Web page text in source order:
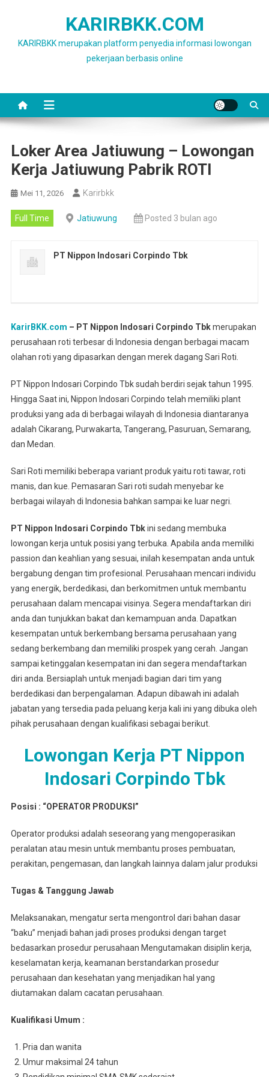
KARIRBKK.COM
KARIRBKK merupakan platform penyedia informasi lowongan
pekerjaan berbasis online
Loker Area Jatiuwung – Lowongan
Kerja Jatiuwung Pabrik ROTI
Mei 11, 2026 Karirbkk
Full Time Jatiuwung Posted 3 bulan ago
PT Nippon Indosari Corpindo Tbk
KarirBKK.com – PT Nippon Indosari Corpindo Tbkmerupakan
perusahaan roti terbesar di Indonesia dengan berbagai macam
olahan roti yang dipasarkan dengan merek dagang Sari Roti.
PT Nippon Indosari Corpindo Tbk sudah berdiri sejak tahun 1995.
Hingga Saat ini, Nippon Indosari Corpindo telah memiliki plant
produksi yang ada di berbagai wilayah di Indonesia diantaranya
adalah Cikarang, Purwakarta, Tangerang, Pasuruan, Semarang,
dan Medan.
Sari Roti memiliki beberapa variant produk yaitu roti tawar, roti
manis, dan kue. Pemasaran Sari roti sudah menyebar ke
berbagai wilayah di Indonesia bahkan sampai ke luar negri.
PT Nippon Indosari Corpindo Tbkini sedang membuka
lowongan kerja untuk posisi yang terbuka. Apabila anda memiliki
passion dan keahlian yang sesuai, inilah kesempatan anda untuk
bergabung dengan tim profesional. Perusahaan mencari individu
yang energik, berdedikasi, dan berkomitmen untuk membantu
perusahaan dalam mencapai visinya. Segera mendaftarkan diri
anda dan tunjukkan bakat dan kemampuan anda. Dapatkan
kesempatan untuk berkembang bersama perusahaan yang
sedang berkembang dan memiliki prospek yang cerah. Jangan
sampai ketinggalan kesempatan ini dan segera mendaftarkan
diri anda. Bersiaplah untuk menjadi bagian dari tim yang
berdedikasi dan berpengalaman. Adapun dibawah ini adalah
jabatan yang tersedia pada peluang kerja kali ini yang dibuka oleh
pihak perusahaan dengan kualifikasi sebagai berikut.
Lowongan Kerja PT Nippon
Indosari Corpindo Tbk
Posisi : “OPERATOR PRODUKSI”
Operator produksi adalah seseorang yang mengoperasikan
peralatan atau mesin untuk membantu proses pembuatan,
perakitan, pengemasan, dan langkah lainnya dalam jalur produksi
Tugas & Tanggung Jawab
Melaksanakan, mengatur serta mengontrol dari bahan dasar
“baku” menjadi bahan jadi proses produksi dengan target
bedasarkan prosedur perusahaan Mengutamakan disiplin kerja,
keselamatan kerja, keamanan berstandarkan prosedur
perusahaan dan kesehatan yang menjadikan hal yang
diutamakan dalam cacatan perusahaan.
Kualifikasi Umum :
Pria dan wanita
Umur maksimal 24 tahun